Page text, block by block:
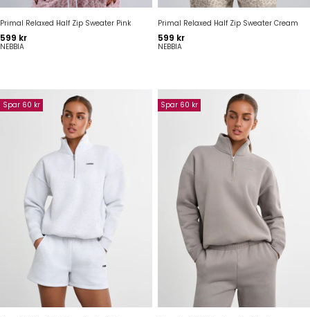
Primal Relaxed Half Zip Sweater Pink
Pris
599 kr
NEBBIA
Primal Relaxed Half Zip Sweater Cream
Pris
599 kr
NEBBIA
Spar 60 kr Spar 60 kr